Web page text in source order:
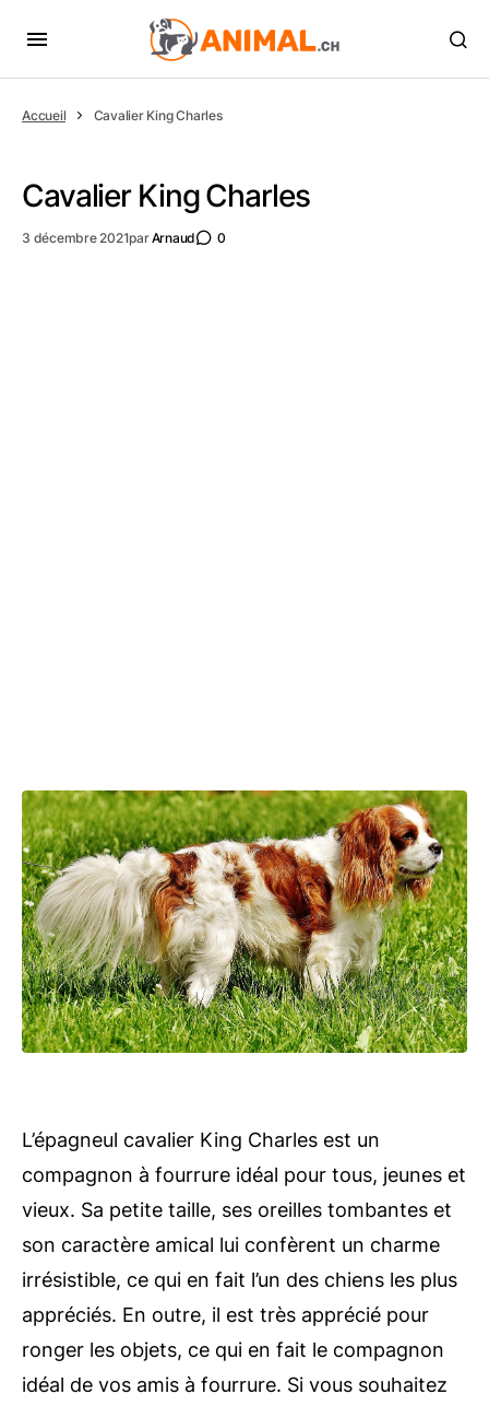
Accueil Cavalier King Charles
Cavalier King Charles
3 décembre 2021parArnaud 0
L’épagneul cavalier King Charles est un
compagnon à fourrure idéal pour tous, jeunes et
vieux. Sa petite taille, ses oreilles tombantes et
son caractère amical lui confèrent un charme
irrésistible, ce qui en fait l’un des chiens les plus
appréciés. En outre, il est très apprécié pour
ronger les objets, ce qui en fait le compagnon
idéal de vos amis à fourrure. Si vous souhaitez